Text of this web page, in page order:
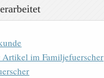
Artikel im Familjefuerscher